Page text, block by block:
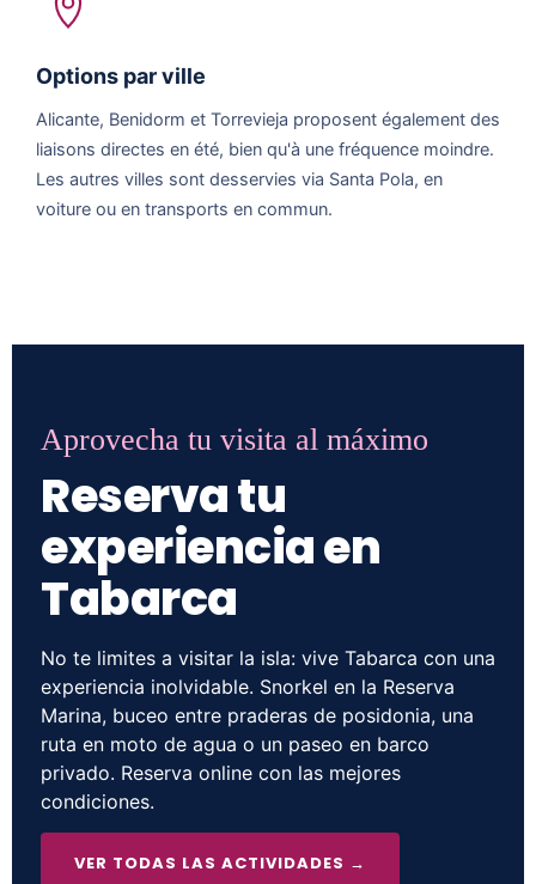
Options par ville
Alicante, Benidorm et Torrevieja proposent également des
liaisons directes en été, bien qu'à une fréquence moindre.
Les autres villes sont desservies via Santa Pola, en
voiture ou en transports en commun.
Aprovecha tu visita al máximo
Reserva tu
experiencia en
Tabarca
No te limites a visitar la isla: vive Tabarca con una
experiencia inolvidable. Snorkel en la Reserva
Marina, buceo entre praderas de posidonia, una
ruta en moto de agua o un paseo en barco
privado. Reserva online con las mejores
condiciones.
VER TODAS LAS ACTIVIDADES →